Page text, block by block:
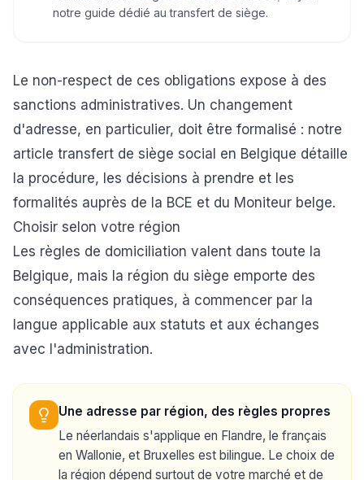
notre guide dédié au transfert de siège.
Le non-respect de ces obligations expose à des
sanctions administratives. Un changement
d'adresse, en particulier, doit être formalisé : notre
article transfert de siège social en Belgique détaille
la procédure, les décisions à prendre et les
formalités auprès de la BCE et du Moniteur belge.
Choisir selon votre région
Les règles de domiciliation valent dans toute la
Belgique, mais la région du siège emporte des
conséquences pratiques, à commencer par la
langue applicable aux statuts et aux échanges
avec l'administration.
Une adresse par région, des règles propres
Le néerlandais s'applique en Flandre, le français
en Wallonie, et Bruxelles est bilingue. Le choix de
la région dépend surtout de votre marché et de